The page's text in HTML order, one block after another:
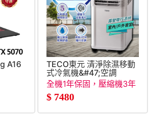
A16
TECO東元 清淨除濕移動
式冷氣機&#47;空調
全機1年保固，壓縮機3年
保固
$ 7480